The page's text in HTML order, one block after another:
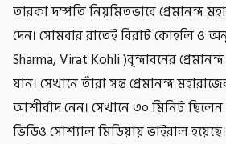
তারকা দম্পতি নিয়মিতভাবে প্রেমানন্দ
দেন। সোমবার রাতেই বিরাট কোহলি ও
Sharma, Virat Kohli )বৃন্দাবনের
যান। সেখানে তাঁরা সন্ত প্রেমানন্দ
আশীর্বাদ নেন। সেখানে ৩০ মিনিট ছিলেন
ভিডিও সোশ্যাল মিডিয়ায় ভাইরাল